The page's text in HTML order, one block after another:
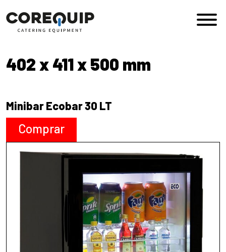
Navegación principal
402 x 411 x 500 mm
Minibar Ecobar 30 LT
Comprar